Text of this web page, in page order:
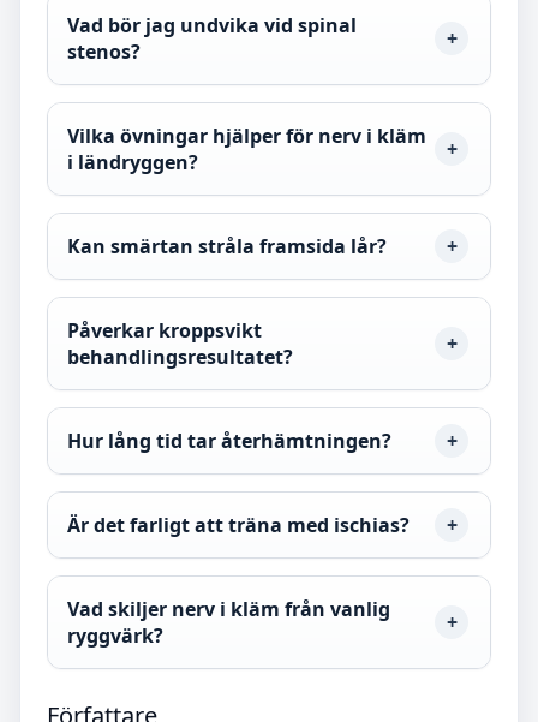
Vad bör jag undvika vid spinal
stenos?
Vilka övningar hjälper för nerv i kläm
i ländryggen?
Kan smärtan stråla framsida lår?
Påverkar kroppsvikt
behandlingsresultatet?
Hur lång tid tar återhämtningen?
Är det farligt att träna med ischias?
Vad skiljer nerv i kläm från vanlig
ryggvärk?
Författare